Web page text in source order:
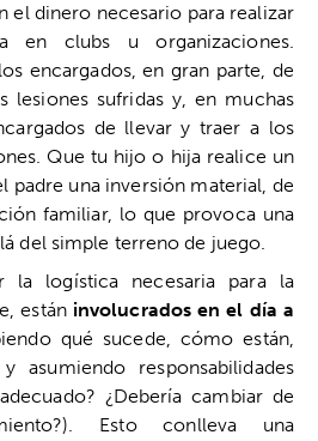
el dinero necesario para realizar
en clubs u organizaciones.
encargados, en gran parte, de
lesiones sufridas y, en muchas
de llevar y traer a los
Que tu hijo o hija realice un
padre una inversión material, de
familiar, lo que provoca una
del simple terreno de juego.
logística necesaria para la
están involucrados en el día a
qué sucede, cómo están,
asumiendo responsabilidades
¿Debería cambiar de
Esto conlleva una